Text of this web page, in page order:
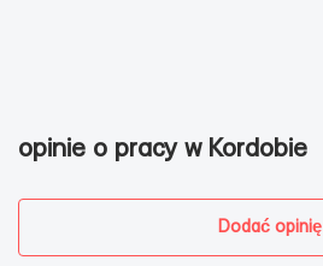
opinie o pracy w Kordobie
Dodać opinię